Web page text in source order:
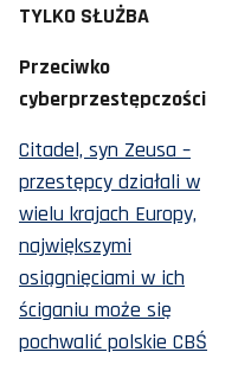
TYLKO SŁUŻBA
Przeciwko
cyberprzestępczości
Citadel, syn Zeusa –
przestępcy działali w
wielu krajach Europy,
największymi
osiągnięciami w ich
ściganiu może się
pochwalić polskie CBŚ